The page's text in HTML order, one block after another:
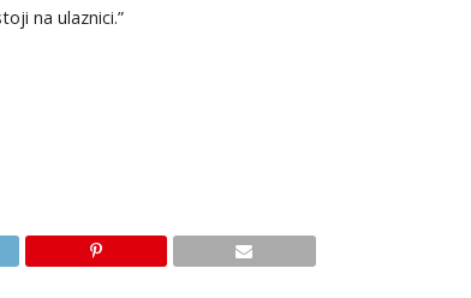
na ulaznici.”